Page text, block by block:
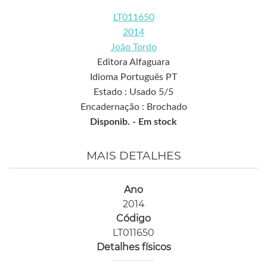
LT011650
2014
João Tordo
Editora Alfaguara
Idioma Português PT
Estado : Usado 5/5
Encadernação : Brochado
Disponib. - Em stock
MAIS DETALHES
Ano
2014
Código
LT011650
Detalhes físicos